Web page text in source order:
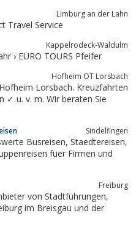
mit Ameropa
Der...
Limburg an der Lahn
Travel Service
Kappelrodeck-Waldulm
› EURO TOURS Pfeifer
Hofheim OT Lorsbach
Lorsbach. Kreuzfahrten
✓ u. v. m. Wir beraten Sie
Sindelfingen
Staedtereisen,
Freiburg
von Stadtführungen,
im Breisgau und der